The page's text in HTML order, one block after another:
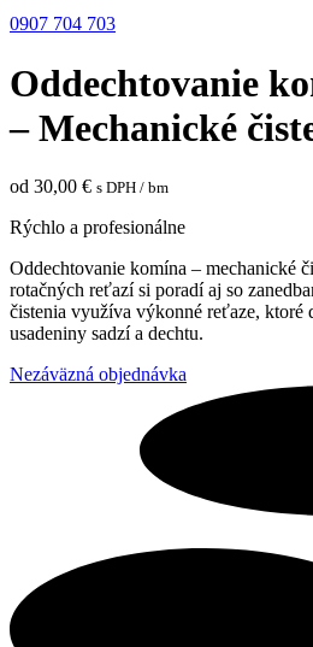
0907 704 703
Oddechtovanie
– Mechanické
od 30,00 € s DPH / bm
Rýchlo a profesionálne
Oddechtovanie komína – mechanické
rotačných reťazí si poradí aj so
čistenia využíva výkonné reťaze, ktoré
usadeniny sadzí a dechtu.
Nezáväzná objednávka